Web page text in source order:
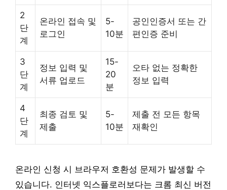
2
단
계
온라인 접속 및
로그인
5-
10분
공인인증서 또는 간
편인증 준비
3
단
계
정보 입력 및
서류 업로드
15-
20
분
오타 없는 정확한
정보 입력
4
단
계
최종 검토 및
제출
5-
10분
제출 전 모든 항목
재확인
온라인 신청 시 브라우저 호환성 문제가 발생할 수
있습니다. 인터넷 익스플로러보다는 크롬 최신 버전